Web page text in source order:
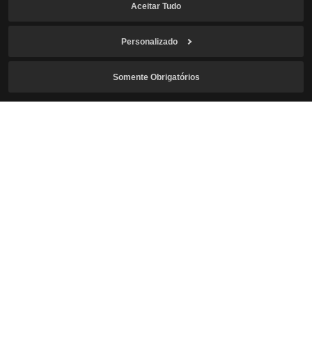
Aceitar Tudo
Personalizado
Somente Obrigatórios
Assinar Newsletter